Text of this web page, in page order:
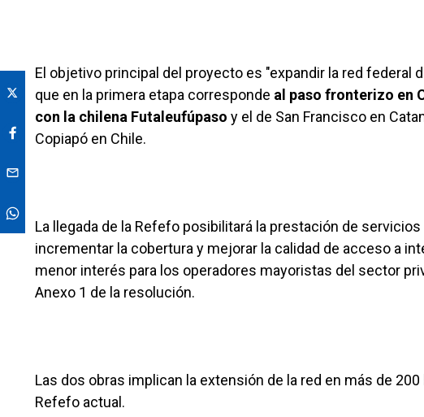
El objetivo principal del proyecto es "expandir la red
que en la primera etapa corresponde al paso fronterizo en
con la chilena Futaleufúpaso y el de San Francisco en
Copiapó en Chile.
La llegada de la Refefo posibilitará la prestación de
incrementar la cobertura y mejorar la calidad de acceso a
menor interés para los operadores mayoristas del sector
Anexo 1 de la resolución.
Las dos obras implican la extensión de la red en más de
Refefo actual.